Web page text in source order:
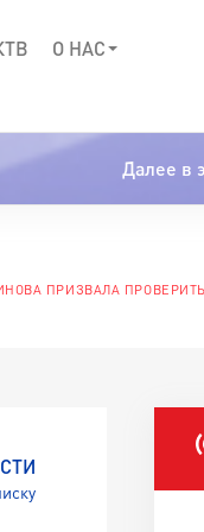
О НАС
Далее в
ПРИЗВАЛА